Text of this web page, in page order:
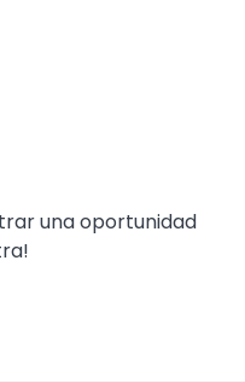
una oportunidad